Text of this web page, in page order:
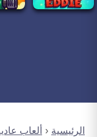
الرئيسية ألعاب